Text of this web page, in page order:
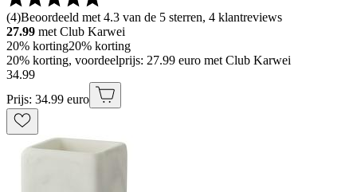
(4)Beoordeeld met 4.3 van de 5 sterren, 4 klantreviews
27.99 met Club Karwei
20% korting20% korting
20% korting, voordeelprijs: 27.99 euro met Club Karwei
34.99
Prijs: 34.99 euro